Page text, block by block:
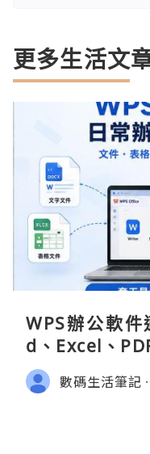
更多生活文
WPS辦公軟
d、Excel、
數碼生活筆記